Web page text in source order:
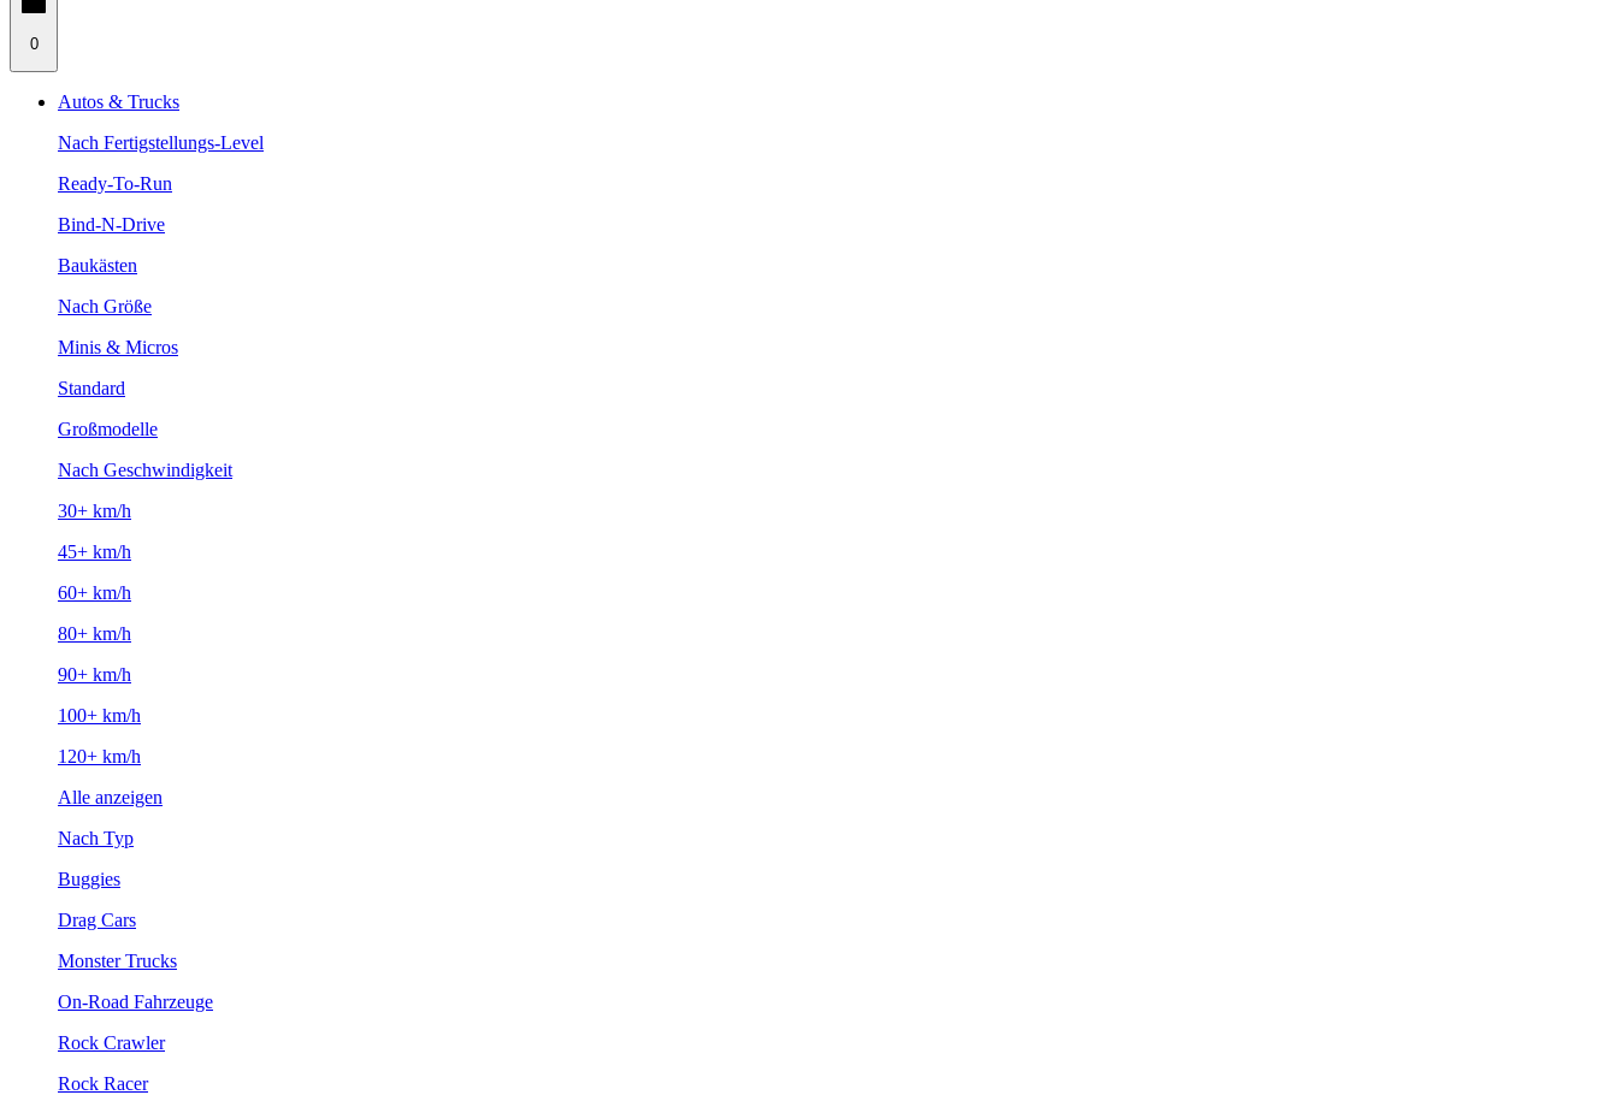
0
Autos & Trucks
Nach Fertigstellungs-Level
Ready-To-Run
Bind-N-Drive
Baukästen
Nach Größe
Minis & Micros
Standard
Großmodelle
Nach Geschwindigkeit
30+ km/h
45+ km/h
60+ km/h
80+ km/h
90+ km/h
100+ km/h
120+ km/h
Alle anzeigen
Nach Typ
Buggies
Drag Cars
Monster Trucks
On-Road Fahrzeuge
Rock Crawler
Rock Racer